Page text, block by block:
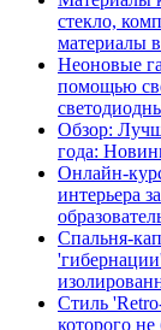
стекло,
материалы
Неоновые
помощью
Обзор:
года:
Онлайн-
интерьера
Спальня-
Стиль
которого